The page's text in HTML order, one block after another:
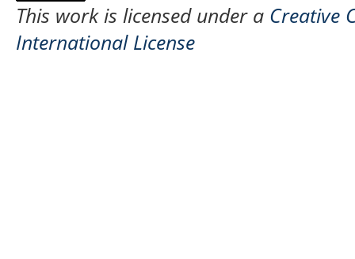
This work is licensed under a Creative
International License